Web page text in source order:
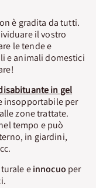
è gradita da tutti.
il vostro
le tende e
e animali domestici
in gel
insopportabile per
zone trattate.
tempo e può
in giardini,
einnocuo per